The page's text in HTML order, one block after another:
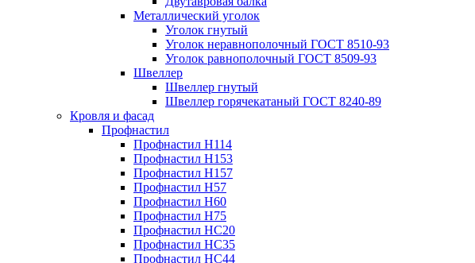
Металлический уголок
Уголок гнутый
Уголок неравнополочный ГОСТ 8510-93
Уголок равнополочный ГОСТ 8509-93
Швеллер
Швеллер гнутый
Швеллер горячекатаный ГОСТ 8240-89
Кровля и фасад
Профнастил
Профнастил Н114
Профнастил Н153
Профнастил Н157
Профнастил Н57
Профнастил Н60
Профнастил Н75
Профнастил НС20
Профнастил НС35
Профнастил НС44